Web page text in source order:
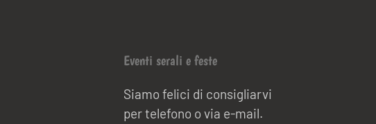
Eventi serali e feste
Siamo felici di consigliarvi
per telefono o via e-mail.